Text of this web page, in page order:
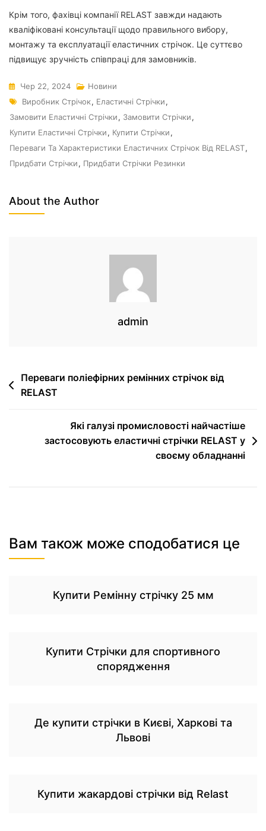
Крім того, фахівці компанії RELAST завжди надають
кваліфіковані консультації щодо правильного вибору,
монтажу та експлуатації еластичних стрічок. Це суттєво
підвищує зручність співпраці для замовників.
Чер 22, 2024
Новини
Виробник Стрічок, Еластичні Стрічки,
Замовити Еластичні Стрічки, Замовити Стрічки,
Купити Еластичні Стрічки, Купити Стрічки,
Переваги Та Характеристики Еластичних Стрічок Від RELAST,
Придбати Стрічки, Придбати Стрічки Резинки
About the Author
admin
Переваги поліефірних ремінних стрічок від
RELAST
Які галузі промисловості найчастіше
застосовують еластичні стрічки RELAST у
своєму обладнанні
Вам також може сподобатися це
Купити Ремінну стрічку 25 мм
Купити Стрічки для спортивного
спорядження
Де купити стрічки в Києві, Харкові та
Львові
Купити жакардові стрічки від Relast